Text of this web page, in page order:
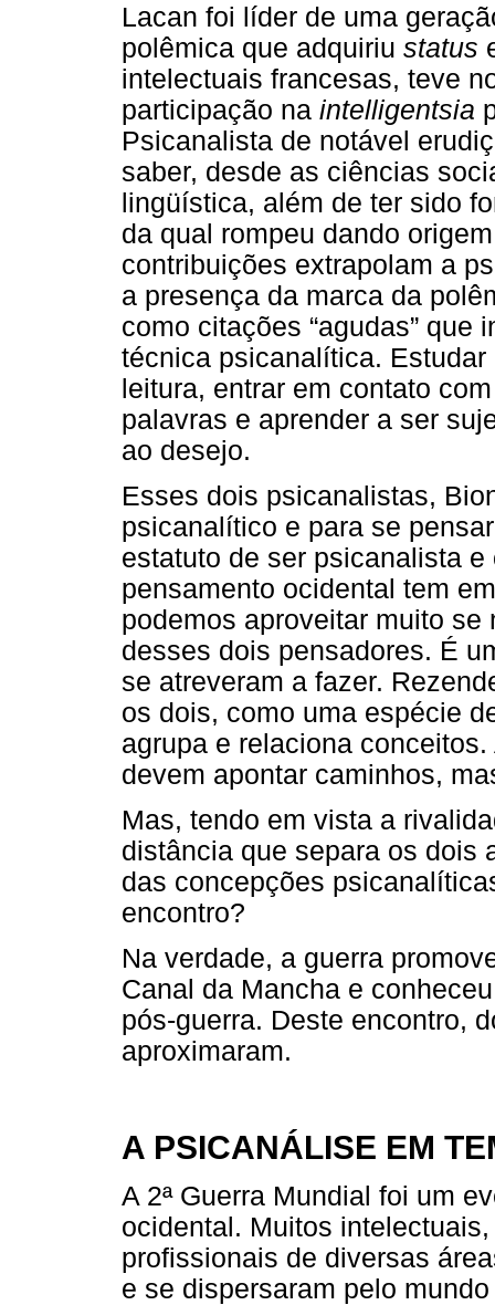
Lacan foi líder de uma
polêmica que adquiriu status
intelectuais francesas, teve
participação na intelligentsia
Psicanalista de notável
saber, desde as ciências
lingüística, além de ter sido
da qual rompeu dando
contribuições extrapolam a
a presença da marca da
como citações “agudas” que
técnica psicanalítica.
leitura, entrar em contato
palavras e aprender a ser
ao desejo.
Esses dois psicanalistas,
psicanalítico e para se
estatuto de ser psicanalista
pensamento ocidental tem
podemos aproveitar muito
desses dois pensadores. É
se atreveram a fazer.
os dois, como uma espécie
agrupa e relaciona
devem apontar caminhos,
Mas, tendo em vista a
distância que separa os dois
das concepções
encontro?
Na verdade, a guerra
Canal da Mancha e
pós-guerra. Deste encontro,
aproximaram.
A PSICANÁLISE EM
A 2ª Guerra Mundial foi um
ocidental. Muitos
profissionais de diversas
e se dispersaram pelo